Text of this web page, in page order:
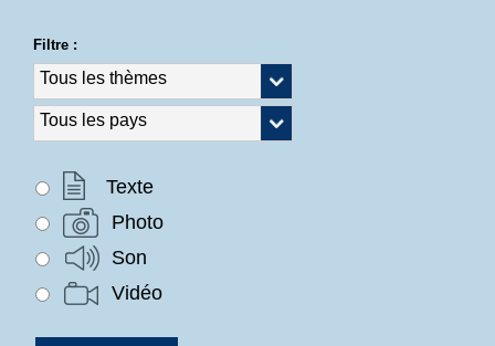
Filtre :
Texte
Photo
Son
Vidéo